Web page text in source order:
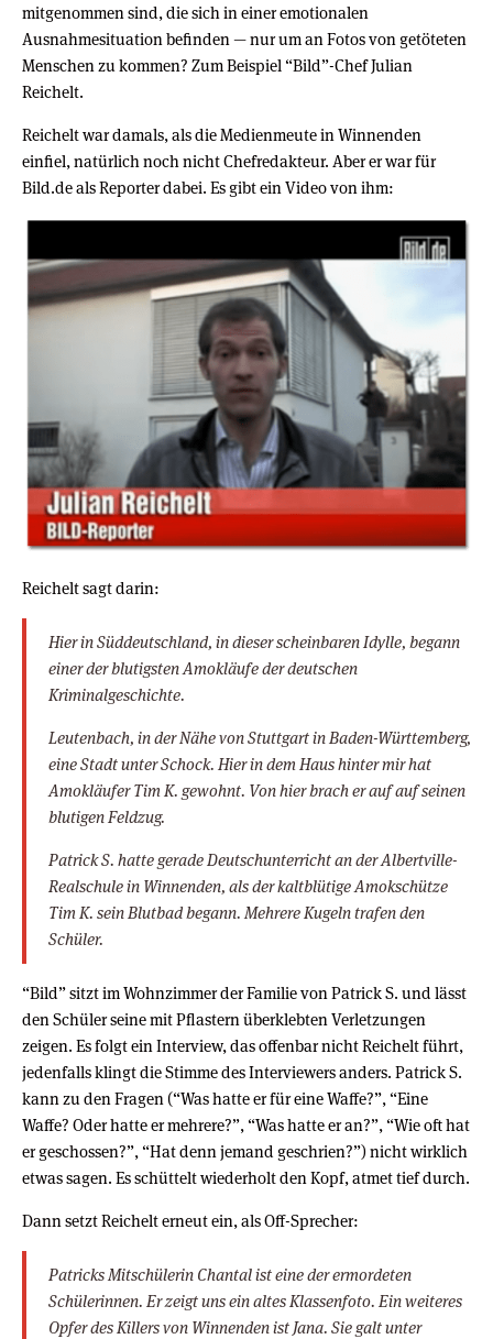
mitgenommen sind, die sich in einer emotionalen
Ausnahmesituation befinden — nur um an Fotos von getöteten
Menschen zu kommen? Zum Beispiel “Bild”-Chef Julian
Reichelt.
Reichelt war damals, als die Medienmeute in Winnenden
einfiel, natürlich noch nicht Chefredakteur. Aber er war für
Bild.de als Reporter dabei. Es gibt ein Video von ihm:
Reichelt sagt darin:
Hier in Süddeutschland, in dieser scheinbaren Idylle, begann
einer der blutigsten Amokläufe der deutschen
Kriminalgeschichte.
Leutenbach, in der Nähe von Stuttgart in Baden-Württemberg,
eine Stadt unter Schock. Hier in dem Haus hinter mir hat
Amokläufer Tim K. gewohnt. Von hier brach er auf auf seinen
blutigen Feldzug.
Patrick S. hatte gerade Deutschunterricht an der Albertville-
Realschule in Winnenden, als der kaltblütige Amokschütze
Tim K. sein Blutbad begann. Mehrere Kugeln trafen den
Schüler.
“Bild” sitzt im Wohnzimmer der Familie von Patrick S. und lässt
den Schüler seine mit Pflastern überklebten Verletzungen
zeigen. Es folgt ein Interview, das offenbar nicht Reichelt führt,
jedenfalls klingt die Stimme des Interviewers anders. Patrick S.
kann zu den Fragen (“Was hatte er für eine Waffe?”, “Eine
Waffe? Oder hatte er mehrere?”, “Was hatte er an?”, “Wie oft hat
er geschossen?”, “Hat denn jemand geschrien?”) nicht wirklich
etwas sagen. Es schüttelt wiederholt den Kopf, atmet tief durch.
Dann setzt Reichelt erneut ein, als Off-Sprecher:
Patricks Mitschülerin Chantal ist eine der ermordeten
Schülerinnen. Er zeigt uns ein altes Klassenfoto. Ein weiteres
Opfer des Killers von Winnenden ist Jana. Sie galt unter